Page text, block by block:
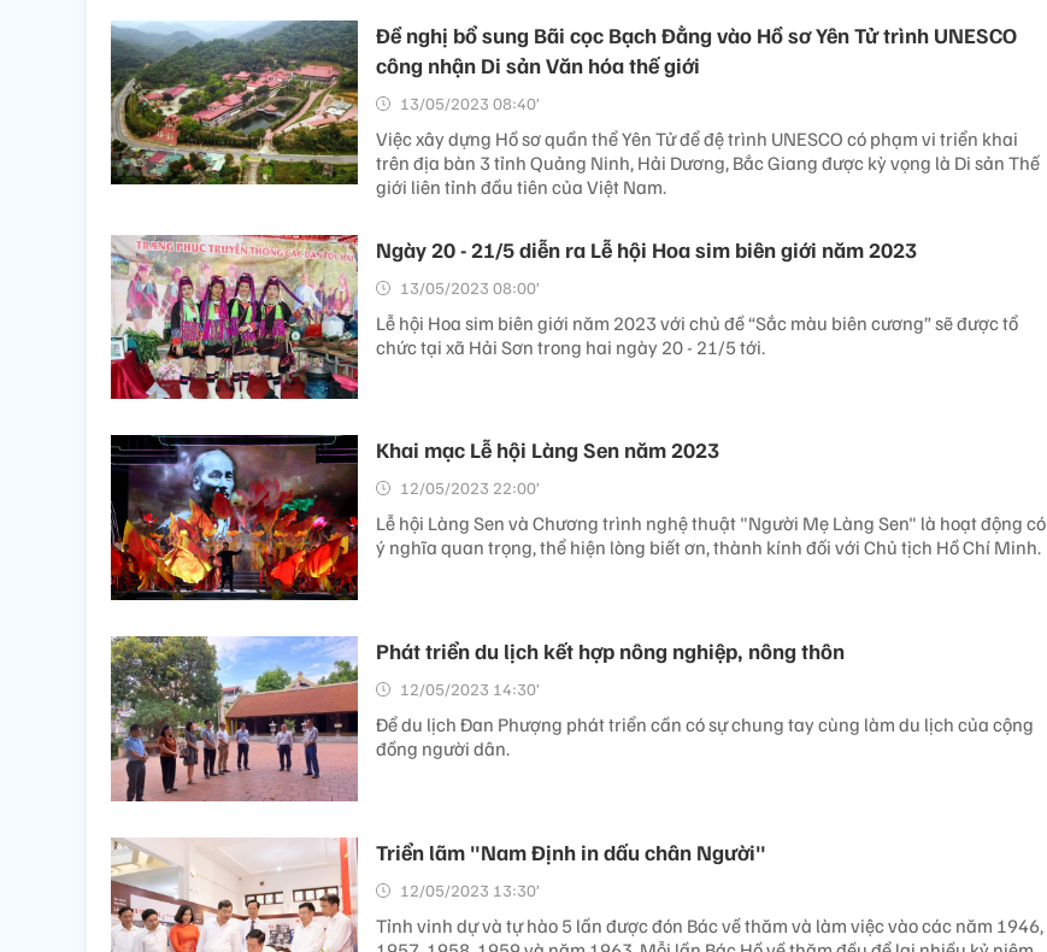
Đề nghị bổ sung Bãi cọc Bạch Đằng vào Hồ sơ Yên Tử trình UNESCO
công nhận Di sản Văn hóa thế giới
13/05/2023 08:40’
Việc xây dựng Hồ sơ quần thể Yên Tử để đệ trình UNESCO có phạm vi triển khai
trên địa bàn 3 tỉnh Quảng Ninh, Hải Dương, Bắc Giang được kỳ vọng là Di sản Thế
giới liên tỉnh đầu tiên của Việt Nam.
Ngày 20 - 21/5 diễn ra Lễ hội Hoa sim biên giới năm 2023
13/05/2023 08:00’
Lễ hội Hoa sim biên giới năm 2023 với chủ đề “Sắc màu biên cương” sẽ được tổ
chức tại xã Hải Sơn trong hai ngày 20 - 21/5 tới.
Khai mạc Lễ hội Làng Sen năm 2023
12/05/2023 22:00’
Lễ hội Làng Sen và Chương trình nghệ thuật "Người Mẹ Làng Sen" là hoạt động có
ý nghĩa quan trọng, thể hiện lòng biết ơn, thành kính đối với Chủ tịch Hồ Chí Minh.
Phát triển du lịch kết hợp nông nghiệp, nông thôn
12/05/2023 14:30’
Để du lịch Đan Phượng phát triển cần có sự chung tay cùng làm du lịch của cộng
đồng người dân.
Triển lãm "Nam Định in dấu chân Người"
12/05/2023 13:30’
Tỉnh vinh dự và tự hào 5 lần được đón Bác về thăm và làm việc vào các năm 1946,